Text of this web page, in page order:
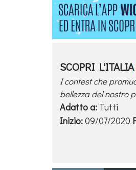
SCOPRI L'ITALIA
I contest che
bellezza del nostro
Adatto a: Tutti
Inizio:09/07/2020